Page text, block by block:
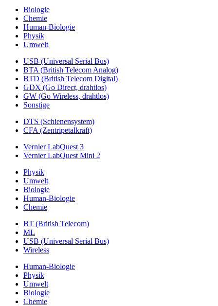
Biologie
Chemie
Human-Biologie
Physik
Umwelt
USB (Universal Serial Bus)
BTA (British Telecom Analog)
BTD (British Telecom Digital)
GDX (Go Direct, drahtlos)
GW (Go Wireless, drahtlos)
Sonstige
DTS (Schienensystem)
CFA (Zentripetalkraft)
Vernier LabQuest 3
Vernier LabQuest Mini 2
Physik
Umwelt
Biologie
Human-Biologie
Chemie
BT (British Telecom)
ML
USB (Universal Serial Bus)
Wireless
Human-Biologie
Physik
Umwelt
Biologie
Chemie